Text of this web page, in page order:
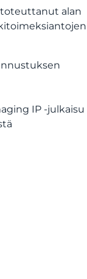
toteuttanut alan
IP -julkaisu